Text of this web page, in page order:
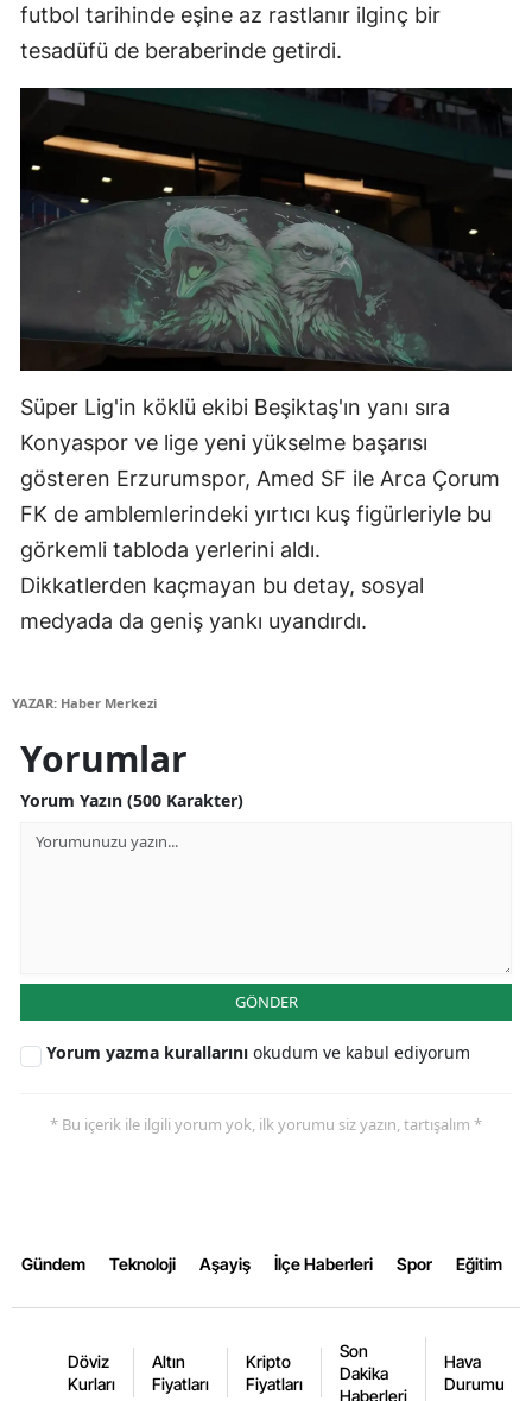
Eskişehir
Giresun
Gümüşhane
Hakkari
Hatay
Isparta
Mersin
İstanbul
İzmir
Kars
Kayseri
Mardin
Rize
Sakarya
futbol tarihinde eşine az rastlanır ilginç bir
tesadüfü de beraberinde getirdi.
Süper Lig'in köklü ekibi Beşiktaş'ın yanı sıra
Konyaspor ve lige yeni yükselme başarısı
gösteren Erzurumspor, Amed SF ile Arca Çorum
FK de amblemlerindeki yırtıcı kuş figürleriyle bu
görkemli tabloda yerlerini aldı.
Dikkatlerden kaçmayan bu detay, sosyal
medyada da geniş yankı uyandırdı.
YAZAR: Haber Merkezi
Yorumlar
Yorum Yazın (500 Karakter)
GÖNDER
Yorum yazma kurallarını okudum ve kabul ediyorum
* Bu içerik ile ilgili yorum yok, ilk yorumu siz yazın, tartışalım *
Gündem Teknoloji Aşayiş İlçe Haberleri Spor Eğitim
Döviz
Kurları
Altın
Fiyatları
Kripto
Fiyatları
Son
Dakika
Haberleri
Hava
Durumu